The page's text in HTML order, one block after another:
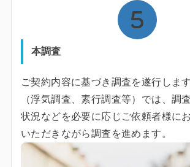
本調査
ご契約内容に基づき調査を遂行しま
（浮気調査、素行調査等）では、調
状況などを必要に応じご依頼者様に
いただきながら調査を進めます。